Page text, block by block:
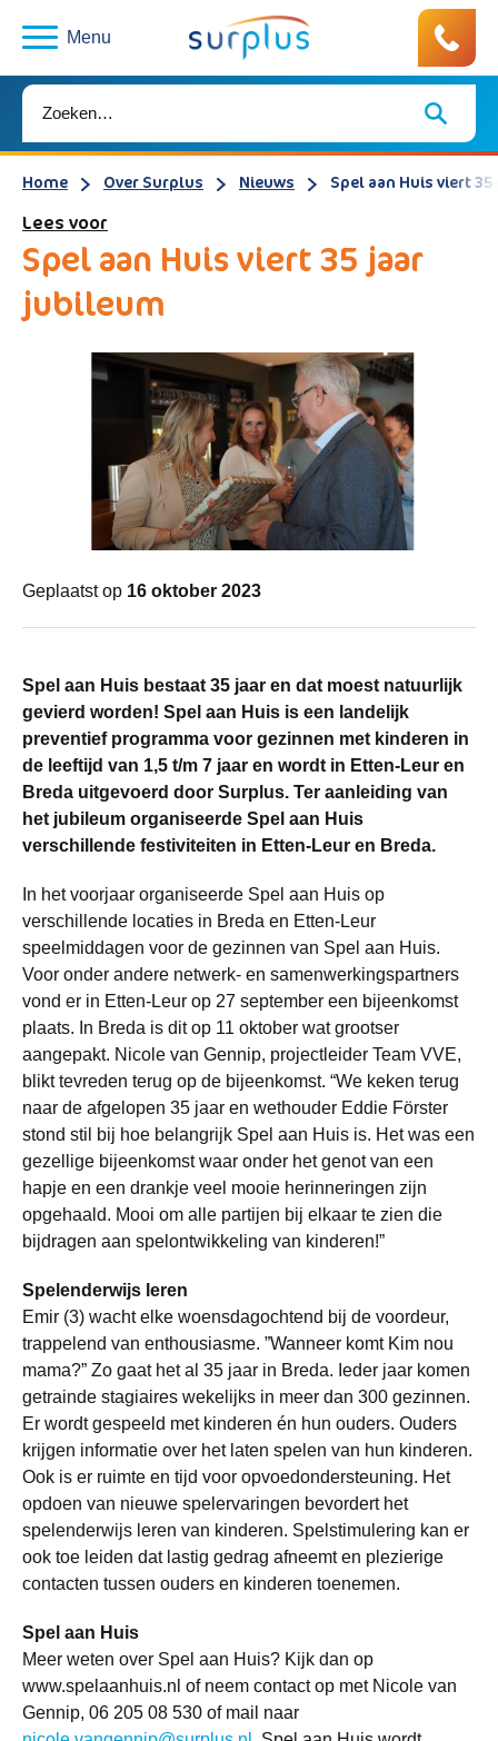
Menu
Home Over Surplus Nieuws Spel aan Huis viert
Lees voor
Spel aan Huis viert 35 jaar
jubileum
Geplaatst op 16 oktober 2023
Spel aan Huis bestaat 35 jaar en dat moest natuurlijk
gevierd worden! Spel aan Huis is een landelijk
preventief programma voor gezinnen met kinderen in
de leeftijd van 1,5 t/m 7 jaar en wordt in Etten-Leur en
Breda uitgevoerd door Surplus. Ter aanleiding van
het jubileum organiseerde Spel aan Huis
verschillende festiviteiten in Etten-Leur en Breda.
In het voorjaar organiseerde Spel aan Huis op
verschillende locaties in Breda en Etten-Leur
speelmiddagen voor de gezinnen van Spel aan Huis.
Voor onder andere netwerk- en samenwerkingspartners
vond er in Etten-Leur op 27 september een bijeenkomst
plaats. In Breda is dit op 11 oktober wat grootser
aangepakt. Nicole van Gennip, projectleider Team VVE,
blikt tevreden terug op de bijeenkomst. “We keken terug
naar de afgelopen 35 jaar en wethouder Eddie Förster
stond stil bij hoe belangrijk Spel aan Huis is. Het was een
gezellige bijeenkomst waar onder het genot van een
hapje en een drankje veel mooie herinneringen zijn
opgehaald. Mooi om alle partijen bij elkaar te zien die
bijdragen aan spelontwikkeling van kinderen!”
Spelenderwijs leren
Emir (3) wacht elke woensdagochtend bij de voordeur,
trappelend van enthousiasme. ”Wanneer komt Kim nou
mama?” Zo gaat het al 35 jaar in Breda. Ieder jaar komen
getrainde stagiaires wekelijks in meer dan 300 gezinnen.
Er wordt gespeeld met kinderen én hun ouders. Ouders
krijgen informatie over het laten spelen van hun kinderen.
Ook is er ruimte en tijd voor opvoedondersteuning. Het
opdoen van nieuwe spelervaringen bevordert het
spelenderwijs leren van kinderen. Spelstimulering kan er
ook toe leiden dat lastig gedrag afneemt en plezierige
contacten tussen ouders en kinderen toenemen.
Spel aan Huis
Meer weten over Spel aan Huis? Kijk dan op
www.spelaanhuis.nl of neem contact op met Nicole van
Gennip, 06 205 08 530 of mail naar